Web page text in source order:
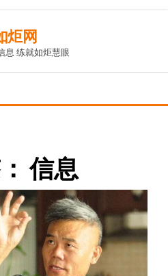
炬网
息 练就如炬慧眼
信息